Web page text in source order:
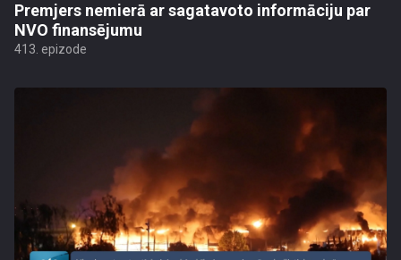
Premjers nemierā ar sagatavoto informāciju par
NVO finansējumu
413. epizode